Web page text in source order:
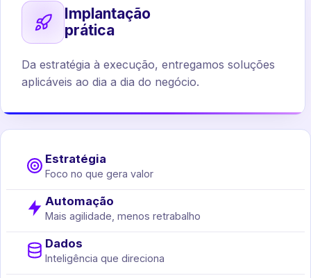
Implantação
prática
Da estratégia à execução, entregamos soluções
aplicáveis ao dia a dia do negócio.
Estratégia
Foco no que gera valor
Automação
Mais agilidade, menos retrabalho
Dados
Inteligência que direciona